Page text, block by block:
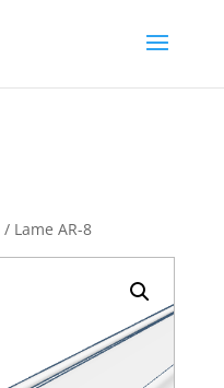
/ Lame AR-8